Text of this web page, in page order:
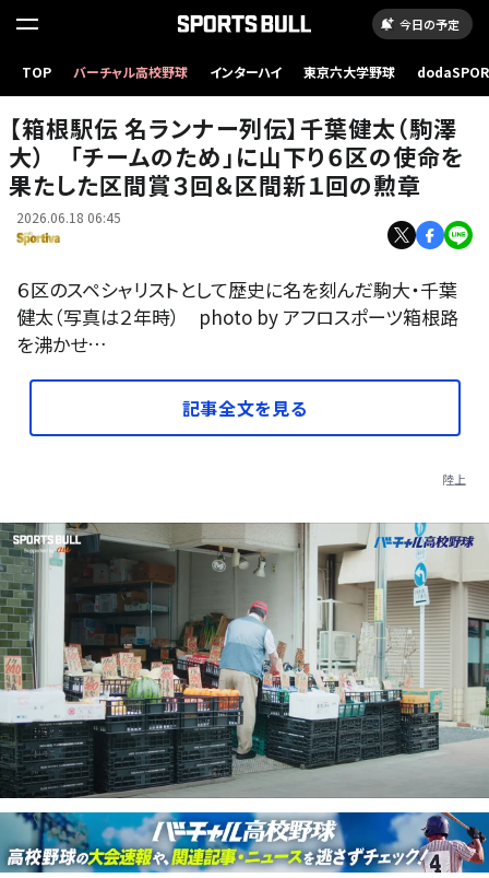
今日の予定
TOP バーチャル高校野球 インターハイ 東京六大学野球
【箱根駅伝 名ランナー列伝】千葉健太（駒澤
大） 「チームのため」に山下り６区の使命を
果たした区間賞３回＆区間新１回の勲章
2026.06.18 06:45
６区のスペシャリストとして歴史に名を刻んだ駒大・千葉
健太（写真は２年時） photo by アフロスポーツ箱根路
を沸かせ…
記事全文を見る
陸上